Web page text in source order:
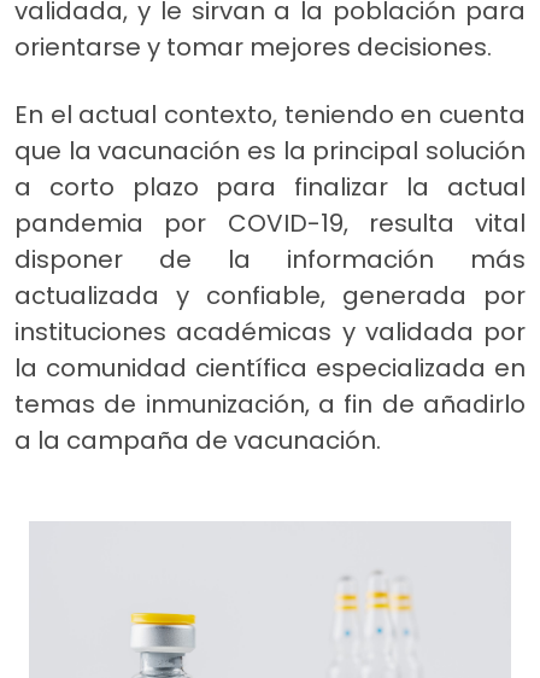
validada, y le sirvan a la población para
orientarse y tomar mejores decisiones.
En el actual contexto, teniendo en cuenta
que la vacunación es la principal solución
a corto plazo para finalizar la actual
pandemia por COVID-19, resulta vital
disponer de la información más
actualizada y confiable, generada por
instituciones académicas y validada por
la comunidad científica especializada en
temas de inmunización, a fin de añadirlo
a la campaña de vacunación.